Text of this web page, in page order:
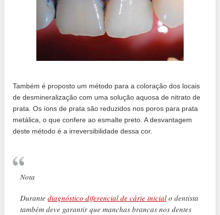
Também é proposto um método para a coloração dos locais
de desmineralização com uma solução aquosa de nitrato de
prata. Os íons de prata são reduzidos nos poros para prata
metálica, o que confere ao esmalte preto. A desvantagem
deste método é a irreversibilidade dessa cor.
Nota
Durantediagnóstico diferencial de cárie inicial o dentista
também deve garantir que manchas brancas nos dentes